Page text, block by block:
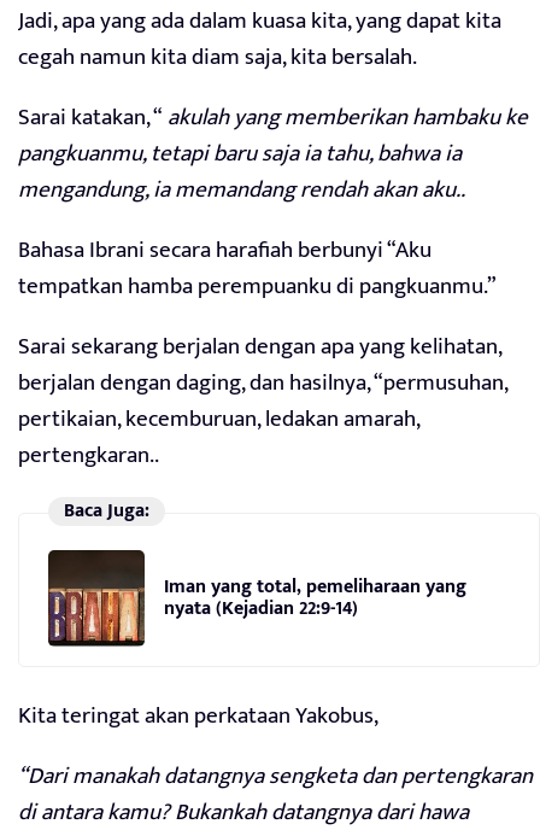
Jadi, apa yang ada dalam kuasa kita, yang dapat kita
cegah namun kita diam saja, kita bersalah.
Sarai katakan, “akulah yang memberikan hambaku ke
pangkuanmu, tetapi baru saja ia tahu, bahwa ia
mengandung, ia memandang rendah akan aku..
Bahasa Ibrani secara harafiah berbunyi “Aku
tempatkan hamba perempuanku di pangkuanmu.”
Sarai sekarang berjalan dengan apa yang kelihatan,
berjalan dengan daging, dan hasilnya, “permusuhan,
pertikaian, kecemburuan, ledakan amarah,
pertengkaran..
Baca Juga:
Iman yang total, pemeliharaan yang
nyata (Kejadian 22:9-14)
Kita teringat akan perkataan Yakobus,
“Dari manakah datangnya sengketa dan pertengkaran
di antara kamu? Bukankah datangnya dari hawa